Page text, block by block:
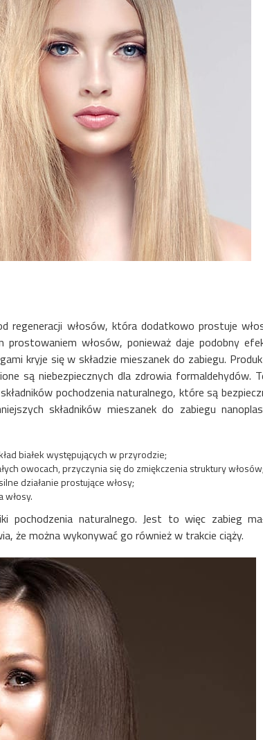
regeneracji włosów, która dodatkowo prostuje
włosów, ponieważ daje podobny
kryje się w składzie mieszanek do zabiegu.
są niebezpiecznych dla zdrowia formaldehydów.
pochodzenia naturalnego, które są
składników mieszanek do zabiegu
białek występujących w przyrodzie;
owocach, przyczynia się do zmiękczenia struktury
działanie prostujące włosy;
włosy.
pochodzenia naturalnego. Jest to więc zabieg
że można wykonywać go również w trakcie ciąży.